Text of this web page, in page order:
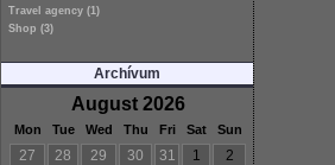
Travel agency (1)
Shop (3)
Archívum
August 2026
Mon Tue Wed Thu Fri Sat Sun
27 28 29 30 31 1
2